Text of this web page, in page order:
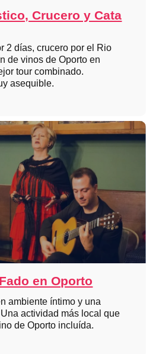
Crucero y Cata
2 días, crucero por el Rio
de vinos de Oporto en
tour combinado.
asequible.
en Oporto
ambiente íntimo y una
actividad más local que
de Oporto incluída.